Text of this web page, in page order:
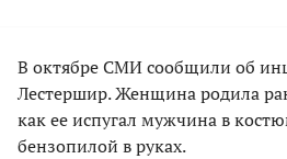
В октябре СМИ сообщили об
Лестершир. Женщина родила
как ее испугал мужчина в
бензопилой в руках.